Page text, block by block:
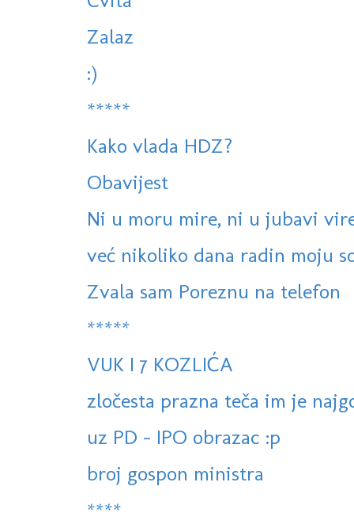
Zalaz
:)
*****
Kako vlada HDZ?
Obavijest
Ni u moru mire, ni u jubavi
već nikoliko dana radin moju
Zvala sam Poreznu na telefon
*****
VUK I 7 KOZLIĆA
zločesta prazna teča im je
uz PD - IPO obrazac :p
broj gospon ministra
****